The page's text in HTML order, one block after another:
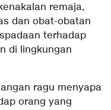
remaja,
dan obat-obatan
terhadap
di lingkungan
ragu menyapa
orang yang